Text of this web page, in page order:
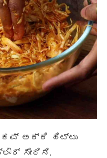
ಕಪ್ ಅಕ್ಕಿ ಹಿಟ್ಟು
ಸೇರಿಸಿ.